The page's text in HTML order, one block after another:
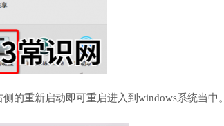
的重新启动即可重启进入到windows系统当中。